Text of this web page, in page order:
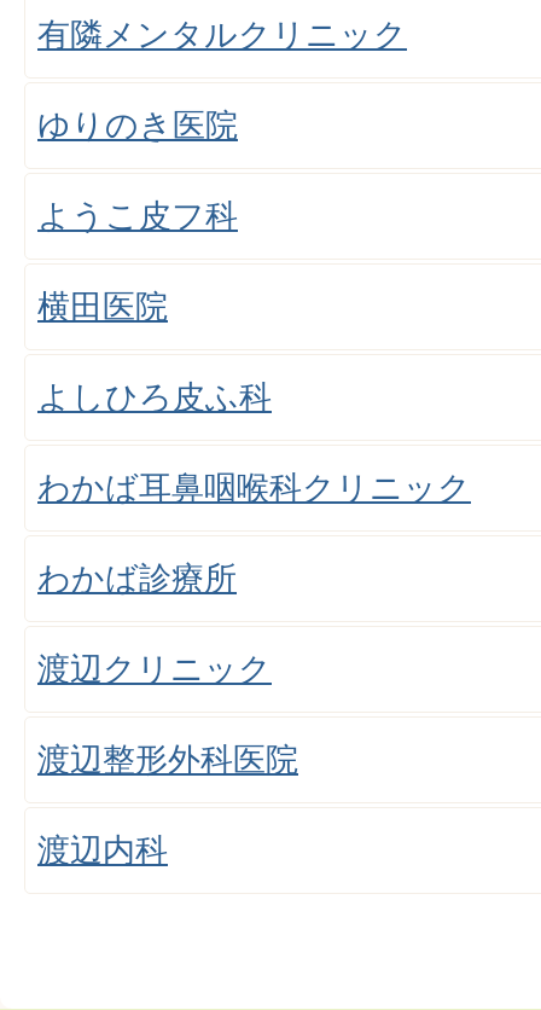
有隣メンタルクリニック
ゆりのき医院
ようこ皮フ科
横田医院
よしひろ皮ふ科
わかば耳鼻咽喉科クリニック
わかば診療所
渡辺クリニック
渡辺整形外科医院
渡辺内科